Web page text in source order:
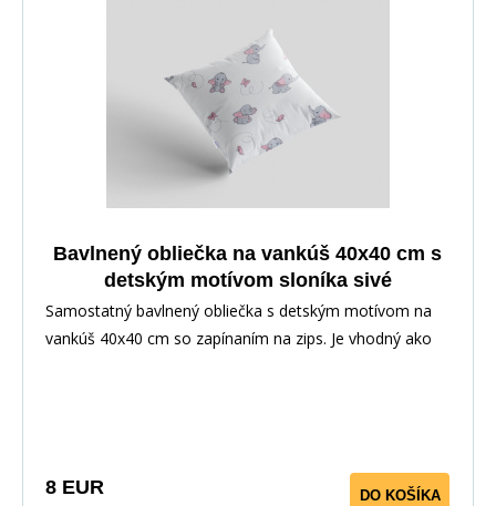
Bavlnený obliečka na vankúš 40x40 cm s
detským motívom sloníka sivé
Samostatný bavlnený obliečka s detským motívom na
vankúš 40x40 cm so zapínaním na zips. Je vhodný ako
8 EUR DO KOŠÍKA